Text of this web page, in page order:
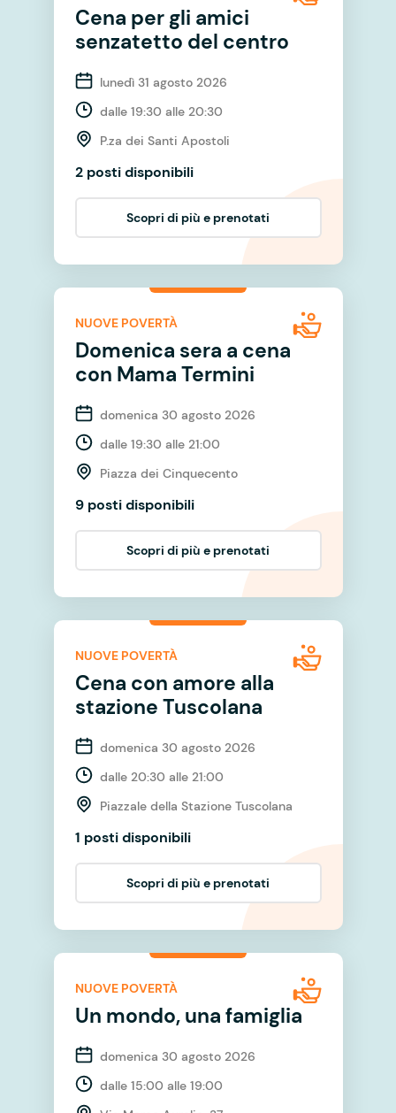
Cena per gli amici
senzatetto del centro
lunedì 31 agosto 2026
dalle 19:30 alle 20:30
P.za dei Santi Apostoli
2 posti disponibili
Scopri di più e prenotati
NUOVE POVERTÀ
Domenica sera a cena
con Mama Termini
domenica 30 agosto 2026
dalle 19:30 alle 21:00
Piazza dei Cinquecento
9 posti disponibili
Scopri di più e prenotati
NUOVE POVERTÀ
Cena con amore alla
stazione Tuscolana
domenica 30 agosto 2026
dalle 20:30 alle 21:00
Piazzale della Stazione Tuscolana
1 posti disponibili
Scopri di più e prenotati
NUOVE POVERTÀ
Un mondo, una famiglia
domenica 30 agosto 2026
dalle 15:00 alle 19:00